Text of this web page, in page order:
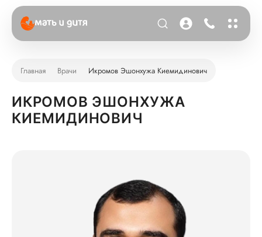
Главная Врачи Икромов Эшонхужа Киемидинович
ИКРОМОВ ЭШОНХУЖА
КИЕМИДИНОВИЧ